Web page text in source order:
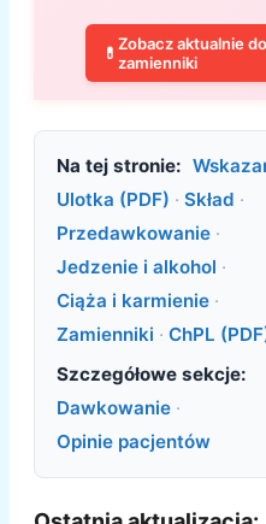
💊 Zobacz aktualnie
zamienniki
Na tej stronie:
Ulotka (PDF) · Skład ·
Przedawkowanie ·
Jedzenie i alkohol ·
Ciąża i karmienie ·
Zamienniki · ChPL
Szczegółowe sekcje:
Dawkowanie ·
Opinie pacjentów